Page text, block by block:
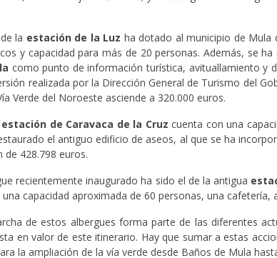
la estación de la Luz ha dotado al municipio de Mula
y capacidad para más de 20 personas. Además, se
como punto de información turística, avituallamiento y
realizada por la Dirección General de Turismo del
Verde del Noroeste asciende a 320.000 euros.
estación de Caravaca de la Cruz cuenta con una
el antiguo edificio de aseos, al que se ha
de 428.798 euros.
recientemente inaugurado ha sido el de la antigua
capacidad aproximada de 60 personas, una cafetería,
de estos albergues forma parte de las diferentes
en valor de este itinerario. Hay que sumar a estas
la ampliación de la vía verde desde Baños de Mula